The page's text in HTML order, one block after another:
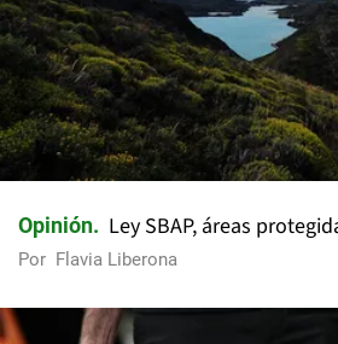
Opinión Ley SBAP, áreas
Por Flavia Liberona